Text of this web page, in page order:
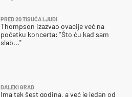
PRED 20 TISUĆA LJUDI
Thompson izazvao ovacije već na
početku koncerta: "Što ću kad sam
slab..."
DALEKI GRAD
Ima tek šest godina, a već je jedan od